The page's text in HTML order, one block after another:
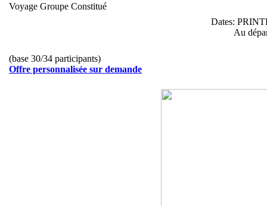
Voyage Groupe Constitué
Dates:
Au
(base 30/34 participants)
Offre personnalisée sur demande